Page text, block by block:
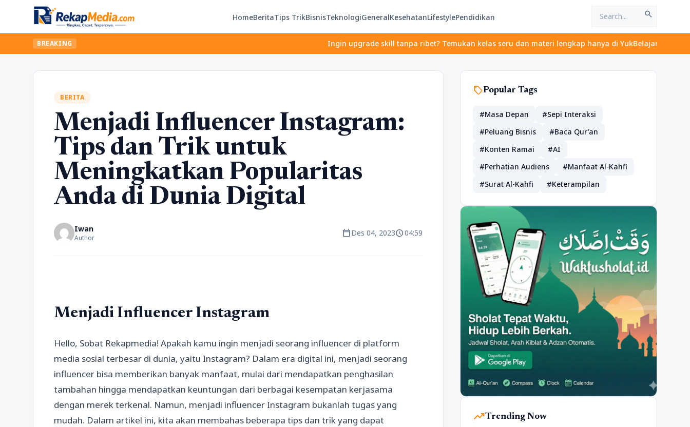
HomeBeritaTips TrikBisnisTeknologiGeneralKesehatanLifestylePendidikan search
BREAKING Ingin upgrade skill tanpa ribet? Temukan kelas seru dan materi lengkap hanya di YukBelajar.com. Mulai
BERITA
Menjadi Influencer Instagram:
Tips dan Trik untuk
Meningkatkan Popularitas
Anda di Dunia Digital
Iwan
Author calendar_todayDes 04, 2023schedule04:59
Menjadi Influencer Instagram
Hello, Sobat Rekapmedia! Apakah kamu ingin menjadi seorang influencer di platform
media sosial terbesar di dunia, yaitu Instagram? Dalam era digital ini, menjadi seorang
influencer bisa memberikan banyak manfaat, mulai dari mendapatkan penghasilan
tambahan hingga mendapatkan keuntungan dari berbagai kesempatan kerjasama
dengan merek terkenal. Namun, menjadi influencer Instagram bukanlah tugas yang
mudah. Dalam artikel ini, kita akan membahas beberapa tips dan trik yang dapat
sellPopular Tags
#Masa Depan
#Sepi Interaksi
#Peluang Bisnis
#Baca Qur’an
#Konten Ramai
#AI
#Perhatian Audiens
#Manfaat Al-Kahfi
#Surat Al-Kahfi
#Keterampilan
trending_upTrending Now